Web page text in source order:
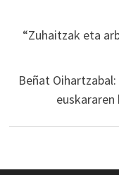
“Zuhaitzak eta
Beñat
euskararen